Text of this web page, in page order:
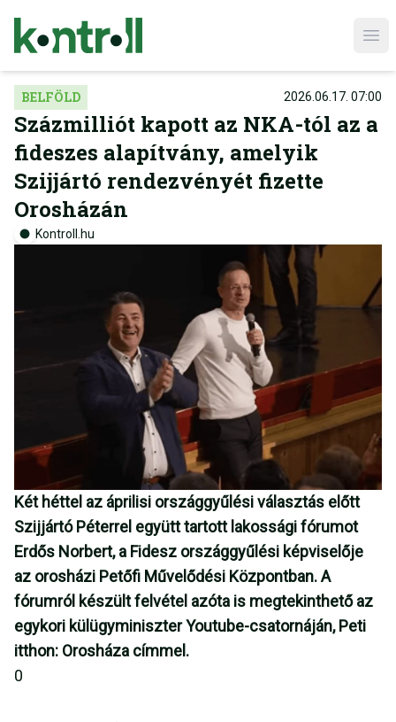
BELFÖLD 2026.06.17. 07:00
Százmilliót kapott az NKA-tól az a
fideszes alapítvány, amelyik
Szijjártó rendezvényét fizette
Orosházán
Kontroll.hu
Két héttel az áprilisi országgyűlési választás előtt
Szijjártó Péterrel együtt tartott lakossági fórumot
Erdős Norbert, a Fidesz országgyűlési képviselője
az orosházi Petőfi Művelődési Központban. A
fórumról készült felvétel azóta is megtekinthető az
egykori külügyminiszter Youtube-csatornáján, Peti
itthon: Orosháza címmel.
0